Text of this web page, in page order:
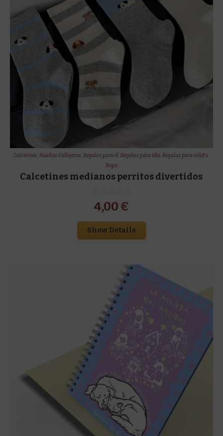
Calcetines,Huellas Callejeras,Regalos para él,Regalos para ella,Regalos para niñ@s,
Ropa
Calcetines medianos perritos divertidos
4,00 €
Show Details